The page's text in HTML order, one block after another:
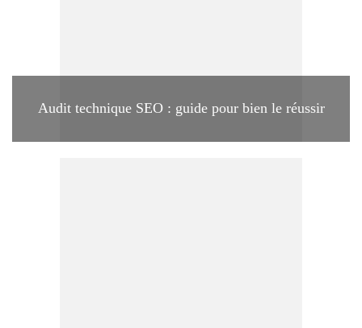
Audit technique SEO : guide pour bien le réussir